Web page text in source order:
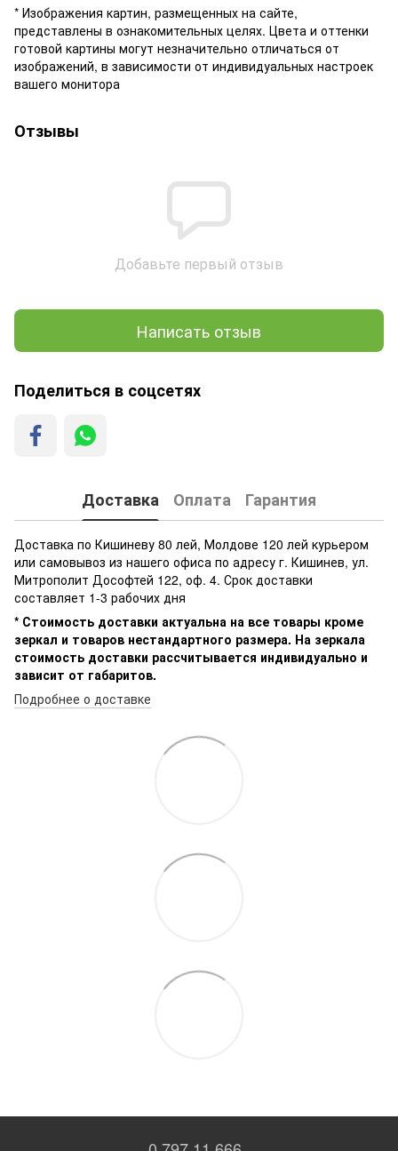
* Изображения картин, размещенных на сайте,
представлены в ознакомительных целях. Цвета и оттенки
готовой картины могут незначительно отличаться от
изображений, в зависимости от индивидуальных настроек
вашего монитора
Отзывы
Добавьте первый отзыв
Написать отзыв
Поделиться в соцсетях
Доставка Оплата Гарантия
Доставка по Кишиневу 80 лей, Молдове 120 лей курьером
или самовывоз из нашего офиса по адресу г. Кишинев, ул.
Митрополит Дософтей 122, оф. 4. Срок доставки
составляет 1-3 рабочих дня
* Стоимость доставки актуальна на все товары кроме
зеркал и товаров нестандартного размера. На зеркала
стоимость доставки рассчитывается индивидуально и
зависит от габаритов.
Подробнее о доставке